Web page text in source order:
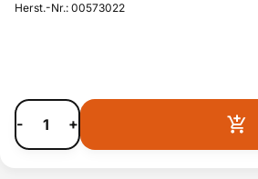
Herst.-Nr.: 00573022
- +